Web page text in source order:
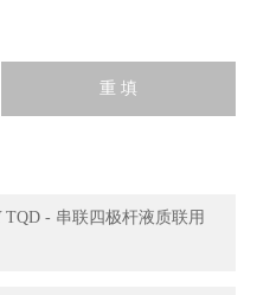
TQD - 串联四极杆液质联用